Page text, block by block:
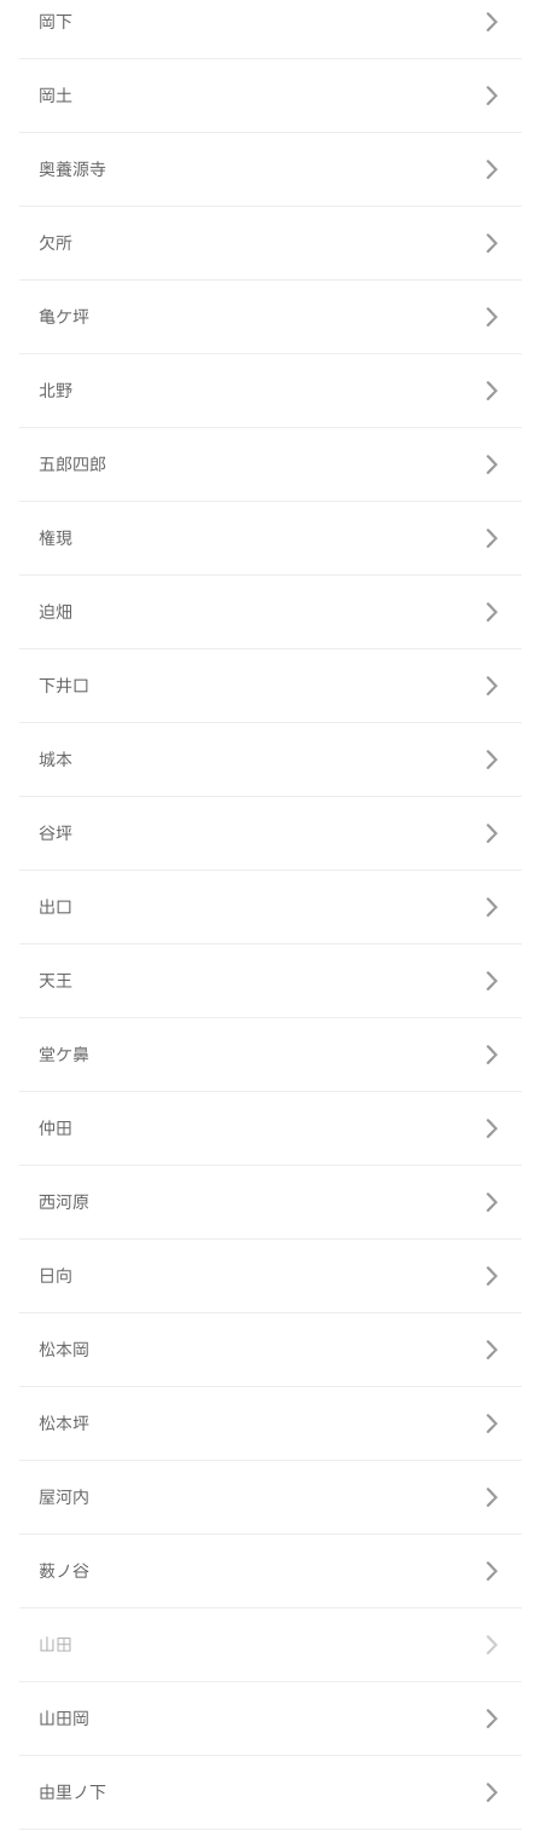
岡下
岡土
奥養源寺
欠所
亀ケ坪
北野
五郎四郎
権現
迫畑
下井口
城本
谷坪
出口
天王
堂ケ鼻
仲田
西河原
日向
松本岡
松本坪
屋河内
薮ノ谷
山田
山田岡
由里ノ下